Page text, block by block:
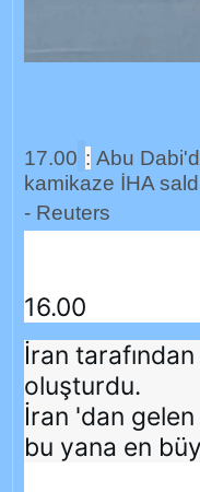
17.00 : Abu
kamikaze İHA
- Reuters
16.00
İran
oluşturdu.
İran⁩ 'dan gelen
bu yana en